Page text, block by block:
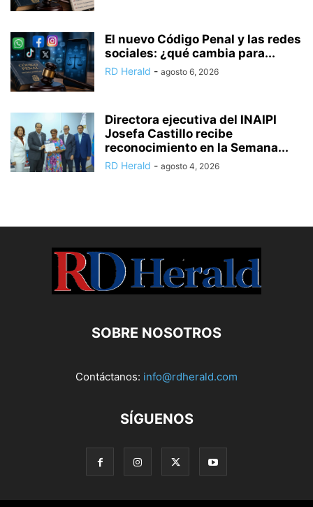
El nuevo Código Penal y las redes
sociales: ¿qué cambia para...
RD Herald - agosto 6, 2026
Directora ejecutiva del INAIPI
Josefa Castillo recibe
reconocimiento en la Semana...
RD Herald - agosto 4, 2026
SOBRE NOSOTROS
Contáctanos: info@rdherald.com
SÍGUENOS